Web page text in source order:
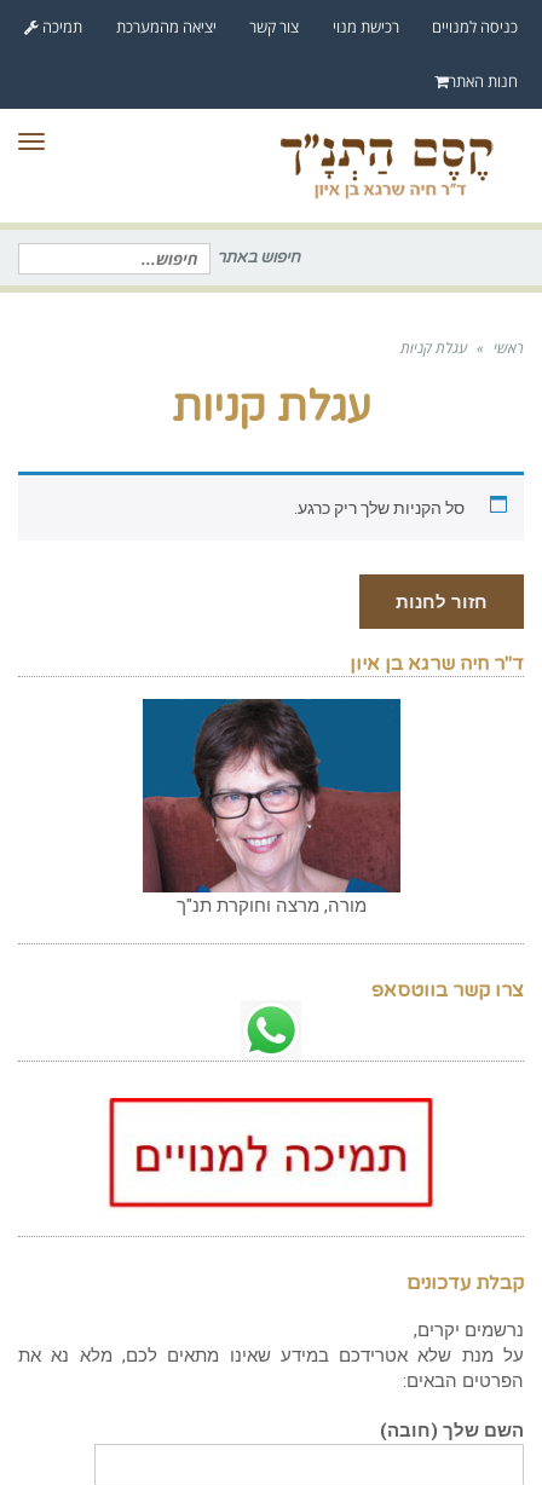
כניסה למנויים רכישת מנוי צור קשר יציאה מהמערכת תמיכה
חנות האתר
חיפוש באתר חיפוש
ראשי » עגלת קניות
עגלת קניות
סל הקניות שלך ריק כרגע.
חזור לחנות
ד"ר חיה שרגא בן איון
מורה, מרצה וחוקרת תנ"ך
צרו קשר בווטסאפ
קבלת עדכונים
נרשמים יקרים,
על מנת שלא אטרידכם במידע שאינו מתאים לכם, מלא נא את
הפרטים הבאים:
השם שלך (חובה)